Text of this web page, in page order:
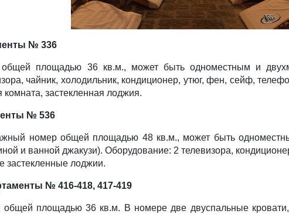
№ 336
площадью 36 кв.м., может быть одноместным и
чайник, холодильник, кондиционер, утюг, фен, сейф,
застекленная лоджия.
№ 536
номер общей площадью 48 кв.м., может быть
и ванной джакузи). Оборудование: 2 телевизора,
застекленные лоджии.
№ 416-418, 417-419
площадью 36 кв.м. В номере две двуспальные